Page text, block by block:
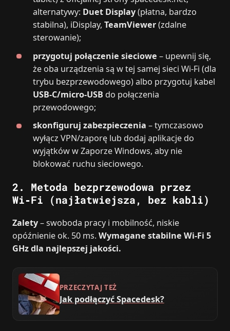
alternatywy: Duet Display(płatna, bardzo
stabilna), iDisplay,TeamViewer(zdalne
sterowanie);
przygotuj połączenie sieciowe – upewnij się,
że oba urządzenia są w tej samej sieci Wi‑Fi (dla
trybu bezprzewodowego) albo przygotuj kabel
USB‑C/micro‑USB do połączenia
przewodowego;
skonfiguruj zabezpieczenia – tymczasowo
wyłącz VPN/zaporę lub dodaj aplikacje do
wyjątków w Zaporze Windows, aby nie
blokować ruchu sieciowego.
2. Metoda bezprzewodowa przez
Wi‑Fi (najłatwiejsza, bez kabli)
Zalety– swoboda pracy i mobilność, niskie
opóźnienie ok. 50 ms. Wymagane stabilne Wi‑Fi 5
GHz dla najlepszej jakości.
PRZECZYTAJ TEŻ
Jak podłączyć Spacedesk?